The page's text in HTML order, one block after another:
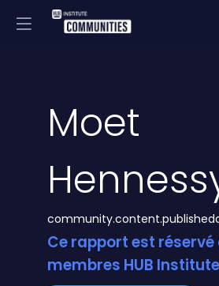
Moet
Ce rapport est réservé
membres HUB